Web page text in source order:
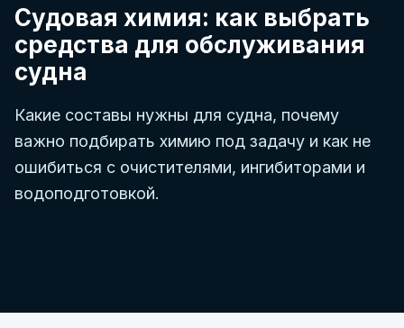
Судовая химия: как выбрать
средства для обслуживания
судна
Какие составы нужны для судна, почему
важно подбирать химию под задачу и как не
ошибиться с очистителями, ингибиторами и
водоподготовкой.